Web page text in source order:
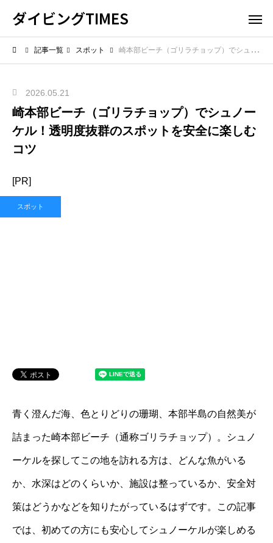
ダイビングTIMES
記事一覧 スポット 崎本部ビーチ（ゴリラチョップ）でシュノーケル！透明度抜群のスポットを安全に楽しむコツ
2026.05.21
崎本部ビーチ（ゴリラチョップ）でシュノー
ケル！透明度抜群のスポットを安全に楽しむ
コツ
[PR]
スポット
青く澄んだ海、色とりどりの珊瑚、本部半島の自然美が
詰まった崎本部ビーチ（通称ゴリラチョップ）。シュノ
ーケルを探してこの地を訪れる方は、どんな魚がいる
か、水深はどのくらいか、施設は整っているか、安全対
策はどうかなどを知りたがっているはずです。この記事
では、初めての方にも安心してシュノーケルが楽しめる